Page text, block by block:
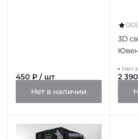
450 ₽ / шт
Нет в наличии
0(0)
3D
Нет
2